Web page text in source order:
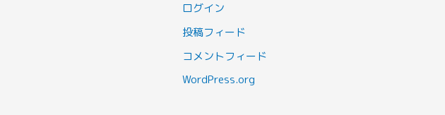
ログイン
投稿フィード
コメントフィード
WordPress.org